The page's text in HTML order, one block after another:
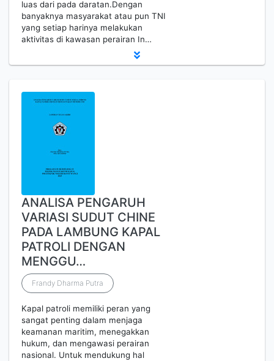
luas dari pada daratan.Dengan
banyaknya masyarakat atau pun TNI
yang setiap harinya melakukan
aktivitas di kawasan perairan In…
ANALISA PENGARUH
VARIASI SUDUT CHINE
PADA LAMBUNG KAPAL
PATROLI DENGAN
MENGGU…
Frandy Dharma Putra
Kapal patroli memiliki peran yang
sangat penting dalam menjaga
keamanan maritim, menegakkan
hukum, dan mengawasi perairan
nasional. Untuk mendukung hal